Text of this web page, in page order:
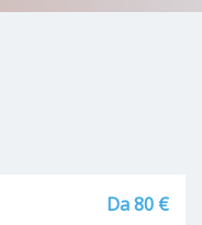
Da 80 €